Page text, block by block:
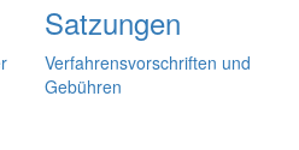
Satzungen
Verfahrensvorschriften und
Gebühren